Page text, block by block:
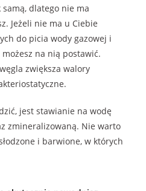
dlatego nie ma
Jeżeli nie ma u Ciebie
do picia wody gazowej i
na nią postawić.
zwiększa walory
jest stawianie na wodę
zmineralizowaną. Nie warto
i barwione, w których